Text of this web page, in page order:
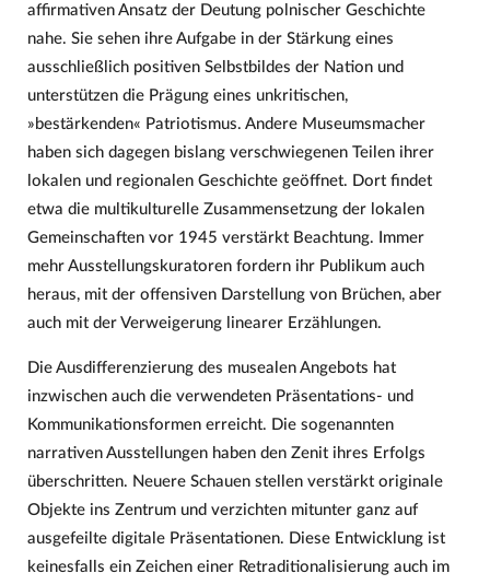
affirmativen Ansatz der Deutung polnischer Geschichte
nahe. Sie sehen ihre Aufgabe in der Stärkung eines
ausschließlich positiven Selbstbildes der Nation und
unterstützen die Prägung eines unkritischen,
»bestärkenden« Patriotismus. Andere Museumsmacher
haben sich dagegen bislang verschwiegenen Teilen ihrer
lokalen und regionalen Geschichte geöffnet. Dort findet
etwa die multikulturelle Zusammensetzung der lokalen
Gemeinschaften vor 1945 verstärkt Beachtung. Immer
mehr Ausstellungskuratoren fordern ihr Publikum auch
heraus, mit der offensiven Darstellung von Brüchen, aber
auch mit der Verweigerung linearer Erzählungen.
Die Ausdifferenzierung des musealen Angebots hat
inzwischen auch die verwendeten Präsentations- und
Kommunikationsformen erreicht. Die sogenannten
narrativen Ausstellungen haben den Zenit ihres Erfolgs
überschritten. Neuere Schauen stellen verstärkt originale
Objekte ins Zentrum und verzichten mitunter ganz auf
ausgefeilte digitale Präsentationen. Diese Entwicklung ist
keinesfalls ein Zeichen einer Retraditionalisierung auch im